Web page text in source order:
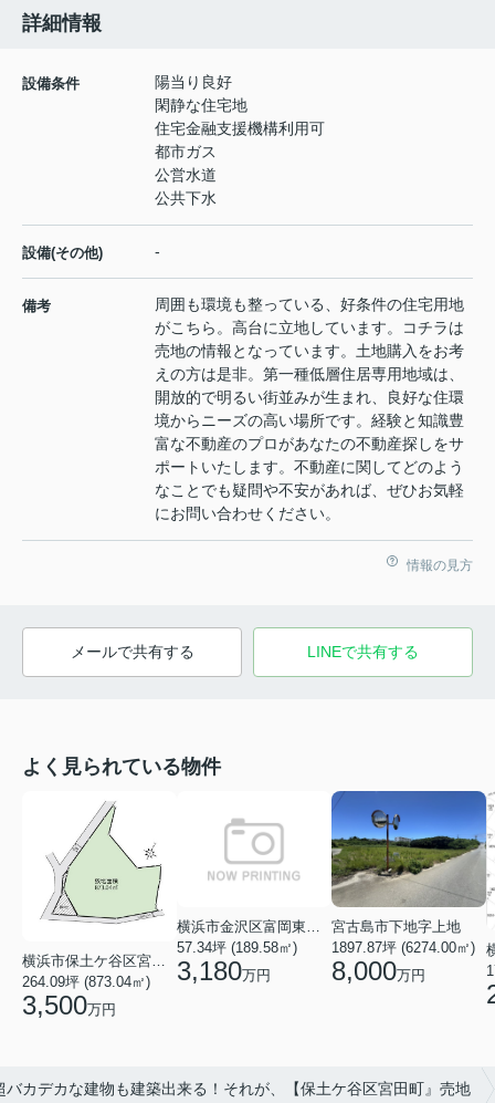
詳細情報
設備条件
陽当り良好
閑静な住宅地
住宅金融支援機構利用可
都市ガス
公営水道
公共下水
設備(その他) -
備考
周囲も環境も整っている、好条件の住宅用地
がこちら。高台に立地しています。コチラは
売地の情報となっています。土地購入をお考
えの方は是非。第一種低層住居専用地域は、
開放的で明るい街並みが生まれ、良好な住環
境からニーズの高い場所です。経験と知識豊
富な不動産のプロがあなたの不動産探しをサ
ポートいたします。不動産に関してどのよう
なことでも疑問や不安があれば、ぜひお気軽
にお問い合わせください。
情報の見方
メールで共有する LINEで共有する
よく見られている物件
264.09坪 (873.04㎡)
3,500万円
横浜市金沢区富岡東６丁目
57.34坪 (189.58㎡)
3,180万円
宮古島市下地字上地
1897.87坪 (6274.00㎡)
8,000万円
カデカな建物も建築出来る！それが、【保土ケ谷区宮田町』売地